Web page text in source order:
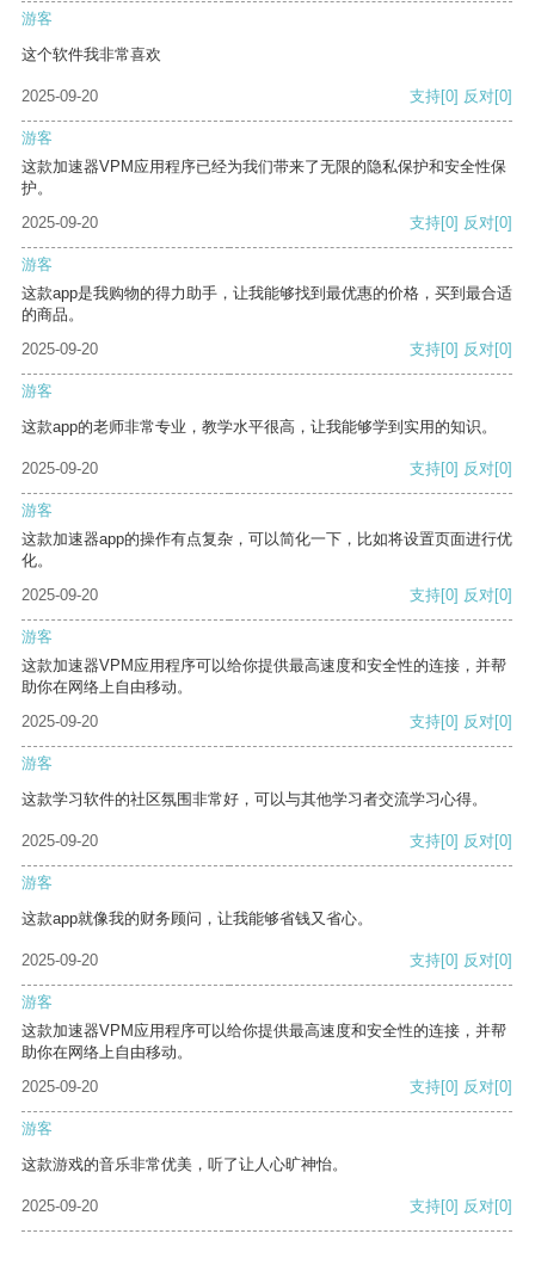
游客
这个软件我非常喜欢
2025-09-20 支持[0] 反对[0]
游客
这款加速器VPM应用程序已经为我们带来了无限的隐私保护和安全性保
护。
2025-09-20
支持[0] 反对[0]
游客
这款app是我购物的得力助手，让我能够找到最优惠的价格，买到最合适
的商品。
2025-09-20
支持[0] 反对[0]
游客
这款app的老师非常专业，教学水平很高，让我能够学到实用的知识。
2025-09-20 支持[0] 反对[0]
游客
这款加速器app的操作有点复杂，可以简化一下，比如将设置页面进行优
化。
2025-09-20
支持[0] 反对[0]
游客
这款加速器VPM应用程序可以给你提供最高速度和安全性的连接，并帮
助你在网络上自由移动。
2025-09-20
支持[0] 反对[0]
游客
这款学习软件的社区氛围非常好，可以与其他学习者交流学习心得。
2025-09-20 支持[0] 反对[0]
游客
这款app就像我的财务顾问，让我能够省钱又省心。
2025-09-20 支持[0] 反对[0]
游客
这款加速器VPM应用程序可以给你提供最高速度和安全性的连接，并帮
助你在网络上自由移动。
2025-09-20
支持[0] 反对[0]
游客
这款游戏的音乐非常优美，听了让人心旷神怡。
2025-09-20 支持[0] 反对[0]